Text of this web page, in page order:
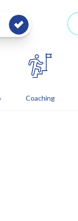
Coaching